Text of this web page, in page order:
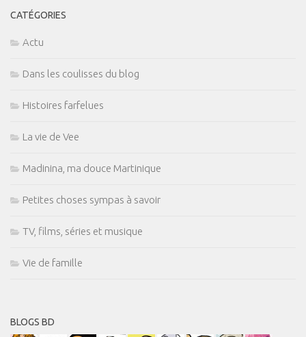
CATÉGORIES
Actu
Dans les coulisses du blog
Histoires farfelues
La vie de Vee
Madinina, ma douce Martinique
Petites choses sympas à savoir
TV, films, séries et musique
Vie de famille
BLOGS BD